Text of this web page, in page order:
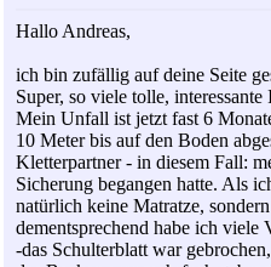
Hallo Andreas,
ich bin zufällig auf deine Seite
Super, so viele tolle,
Mein Unfall ist jetzt fast 6
10 Meter bis auf den Boden
Kletterpartner - in diesem Fall:
Sicherung begangen hatte. Als
natürlich keine Matratze,
dementsprechend habe ich viele
-das Schulterblatt war